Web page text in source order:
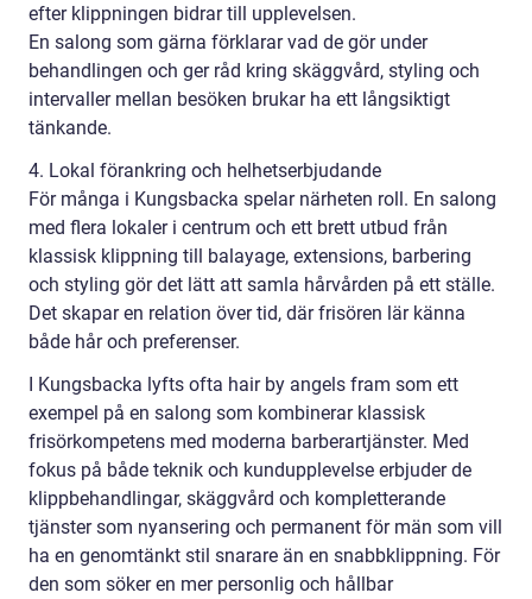
efter klippningen bidrar till upplevelsen.
En salong som gärna förklarar vad de gör under
behandlingen och ger råd kring skäggvård, styling och
intervaller mellan besöken brukar ha ett långsiktigt
tänkande.
4. Lokal förankring och helhetserbjudande
För många i Kungsbacka spelar närheten roll. En salong
med flera lokaler i centrum och ett brett utbud från
klassisk klippning till balayage, extensions, barbering
och styling gör det lätt att samla hårvården på ett ställe.
Det skapar en relation över tid, där frisören lär känna
både hår och preferenser.
I Kungsbacka lyfts ofta hair by angels fram som ett
exempel på en salong som kombinerar klassisk
frisörkompetens med moderna barberartjänster. Med
fokus på både teknik och kundupplevelse erbjuder de
klippbehandlingar, skäggvård och kompletterande
tjänster som nyansering och permanent för män som vill
ha en genomtänkt stil snarare än en snabbklippning. För
den som söker en mer personlig och hållbar